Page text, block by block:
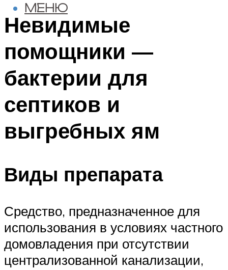
МЕНЮ
Невидимые
помощники —
бактерии для
септиков и
выгребных ям
Виды препарата
Средство, предназначенное для
использования в условиях частного
домовладения при отсутствии
централизованной канализации,